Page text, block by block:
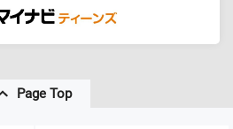
Page Top